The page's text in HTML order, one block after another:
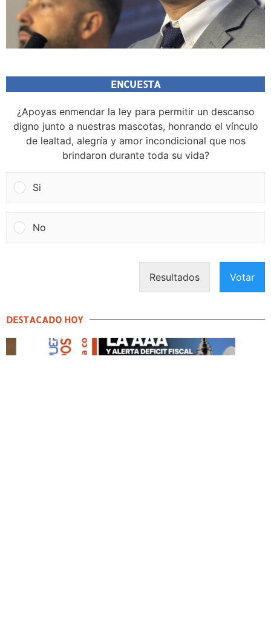
ENCUESTA
¿Apoyas enmendar la ley para permitir un descanso
digno junto a nuestras mascotas, honrando el vínculo
de lealtad, alegría y amor incondicional que nos
brindaron durante toda su vida?
Si
No
Resultados Votar
DESTACADO HOY